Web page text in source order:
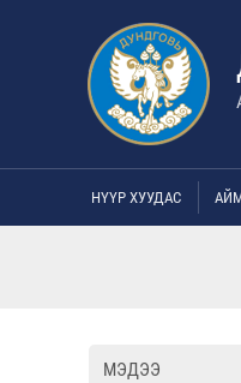
НҮҮР ХУУДАС
МЭДЭЭ